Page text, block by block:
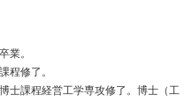
業。
程修了。
士課程経営工学専攻修了。博士（工